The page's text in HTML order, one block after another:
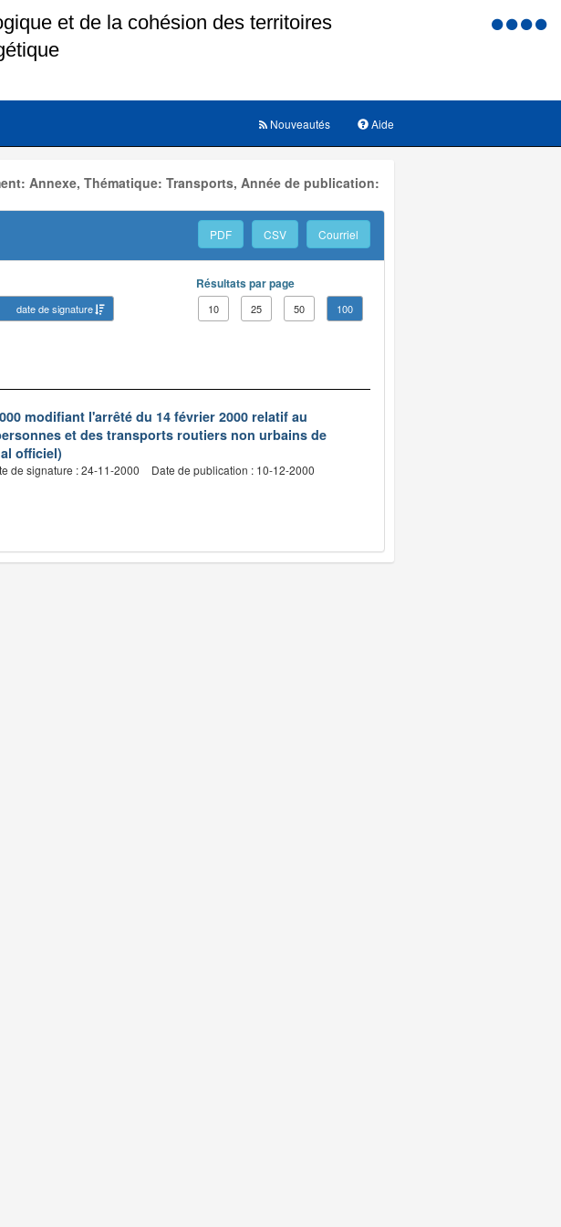
Menu
Aide
Nouveautés
Annexe, Thématique: Transports, Année de publication:
PDF CSV Courriel
date de signature
Résultats par page
10 25 50 100
modifiant l'arrêté du 14 février 2000 relatif au
et des transports routiers non urbains de
officiel)
de signature : 24-11-2000 Date de publication : 10-12-2000